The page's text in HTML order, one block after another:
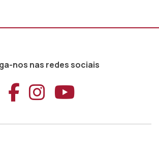
nos nas redes sociais
Aceder ao
Aceder ao
Aceder